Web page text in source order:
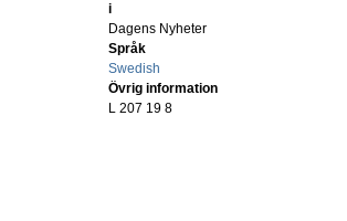
i
Dagens Nyheter
Språk
Swedish
Övrig information
L 207 19 8